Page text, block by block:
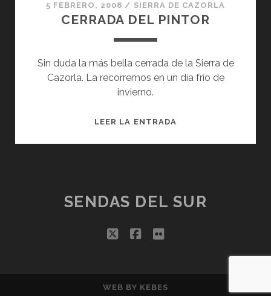
5 FEBRERO, 2008 / SIERRA DE CAZORLA
CERRADA DEL PINTOR
Sin duda la más bella cerrada de la Sierra de
Cazorla. La recorremos en un día frío de
invierno.
LEER LA ENTRADA
SENDAS DEL SUR
twitterfacebook
flickr
WEB BY KEBES